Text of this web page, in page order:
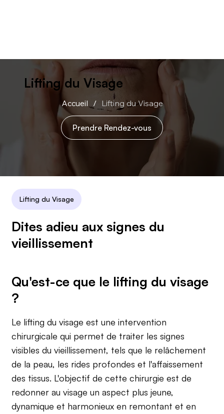
Lifting du Visage
Accueil / Lifting du Visage
Prendre Rendez-vous
Lifting du Visage
Dites adieu aux signes du
vieillissement
Qu'est-ce que le lifting du visage
?
Le lifting du visage est une intervention
chirurgicale qui permet de traiter les signes
visibles du vieillissement, tels que le relâchement
de la peau, les rides profondes et l'affaissement
des tissus. L'objectif de cette chirurgie est de
redonner au visage un aspect plus jeune,
dynamique et harmonieux en remontant et en